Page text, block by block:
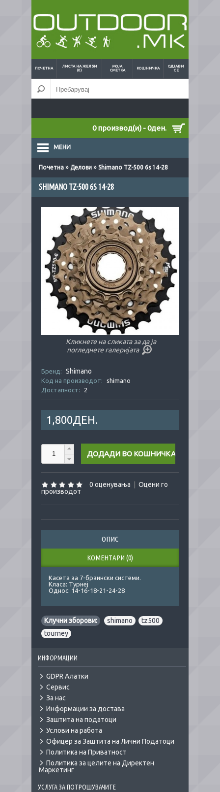
ПОЧЕТНА
ЛИСТА НА ЖЕЛБИ
(0)
МОЈА
СМЕТКА
КОШНИЧКА
ОДЈАВИ
СЕ
0 производ(и) - 0ден.
МЕНИ
Почетна » Делови » Shimano TZ-500 6s 14-28
SHIMANO TZ-500 6S 14-28
Кликнете на сликата за да ја
погледнете галеријата
Бренд: Shimano
Код на производот:
shimano
Достапност:
2
1,800ДЕН.
0 оценувања
Оцени го
производот
ОПИС
КОМЕНТАРИ (0)
Касета за 7-брзински системи.
Класа: Турнеј
Однос: 14-16-18-21-24-28
Клучни зборови: shimano tz500
tourney
ИНФОРМАЦИИ
GDPR Алатки
Сервис
За нас
Информации за достава
Заштита на податоци
Услови на работа
Офицер за Заштита на Лични Податоци
Политика на Приватност
Политика за целите на Директен
Маркетинг
УСЛУГА ЗА ПОТРОШУВАЧИТЕ